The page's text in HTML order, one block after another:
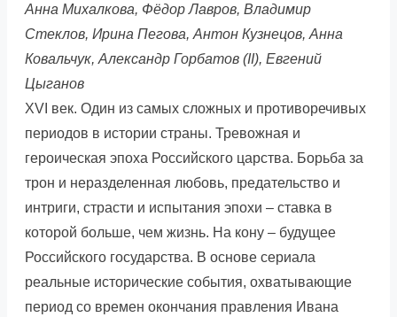
Анна Михалкова, Фёдор Лавров, Владимир
Стеклов, Ирина Пегова, Антон Кузнецов, Анна
Ковальчук, Александр Горбатов (II), Евгений
Цыганов
XVI век. Один из самых сложных и противоречивых
периодов в истории страны. Тревожная и
героическая эпоха Российского царства. Борьба за
трон и неразделенная любовь, предательство и
интриги, страсти и испытания эпохи – ставка в
которой больше, чем жизнь. На кону – будущее
Российского государства. В основе сериала
реальные исторические события, охватывающие
период со времен окончания правления Ивана